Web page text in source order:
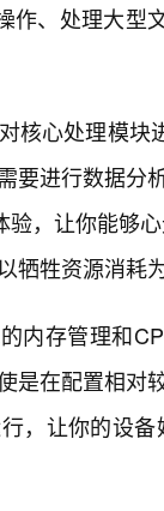
作、处理大
核心处理模块
要进行数据分
验，让你能够
牺牲资源消耗
内存管理和
是在配置相对
，让你的设